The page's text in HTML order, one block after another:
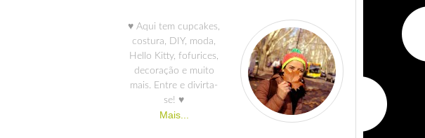
♥ Aqui tem cupcakes,
costura, DIY, moda,
Hello Kitty, fofurices,
decoração e muito
mais. Entre e divirta-
se! ♥
Mais...